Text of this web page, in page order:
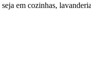
em cozinhas,